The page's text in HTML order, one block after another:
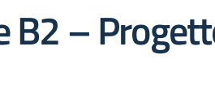
B2 –